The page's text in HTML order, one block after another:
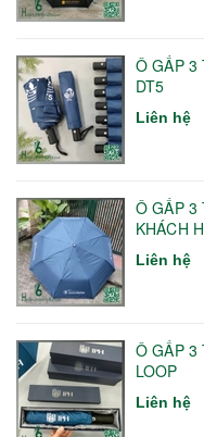
Ô GẤP 3
DT5
Liên hệ
Ô GẤP 3
KHÁCH
Liên hệ
Ô GẤP 3
LOOP
Liên hệ